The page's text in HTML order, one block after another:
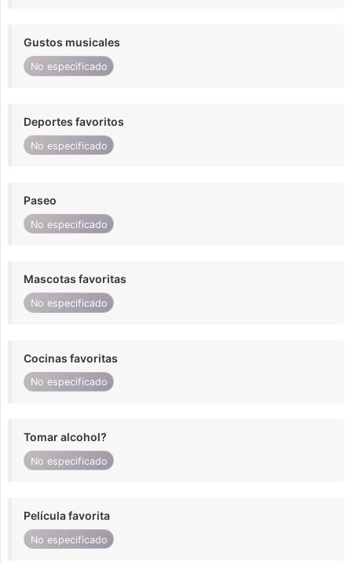
Gustos musicales
No especificado
Deportes favoritos
No especificado
Paseo
No especificado
Mascotas favoritas
No especificado
Cocinas favoritas
No especificado
Tomar alcohol?
No especificado
Película favorita
No especificado